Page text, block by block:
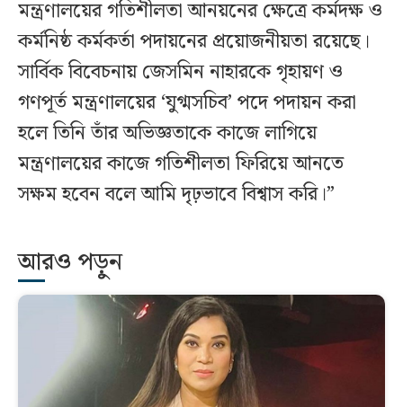
মন্ত্রণালয়ের গতিশীলতা আনয়নের ক্ষেত্রে কর্মদক্ষ ও
কর্মনিষ্ঠ কর্মকর্তা পদায়নের প্রয়োজনীয়তা রয়েছে।
সার্বিক বিবেচনায় জেসমিন নাহারকে গৃহায়ণ ও
গণপূর্ত মন্ত্রণালয়ের ‘যুগ্মসচিব’ পদে পদায়ন করা
হলে তিনি তাঁর অভিজ্ঞতাকে কাজে লাগিয়ে
মন্ত্রণালয়ের কাজে গতিশীলতা ফিরিয়ে আনতে
সক্ষম হবেন বলে আমি দৃঢ়ভাবে বিশ্বাস করি।”
আরও পড়ুন